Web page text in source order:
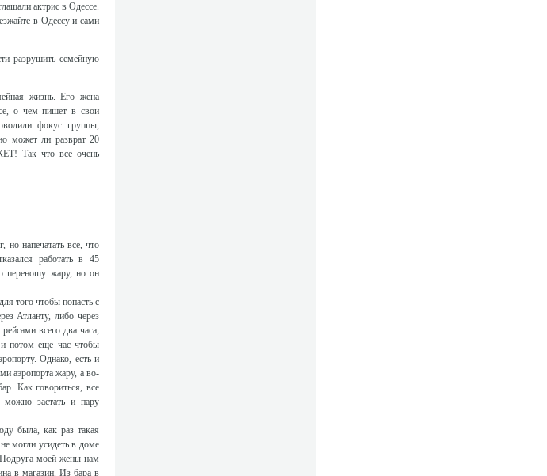
актрис в Одессе.
в Одессу и сами
разрушить семейную
жизнь. Его жена
о чем пишет в свои
фокус группы,
может ли разврат 20
Так что все очень
напечатать все, что
работать в 45
переношу жару, но он
того чтобы попасть с
Атланту, либо через
всего два часа,
и потом еще час чтобы
Однако, есть и
аэропорта жару, а во-
Как говориться, все
застать и пару
была, как раз такая
могли усидеть в доме
Подруга моей жены нам
в магазин. Из бара в